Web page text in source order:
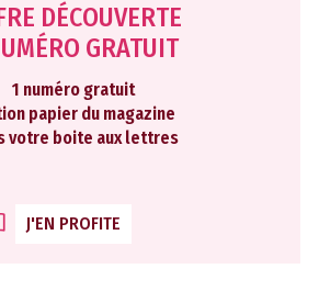
DÉCOUVERTE
GRATUIT
1 numéro gratuit
papier du magazine
votre boite aux lettres
J'EN PROFITE